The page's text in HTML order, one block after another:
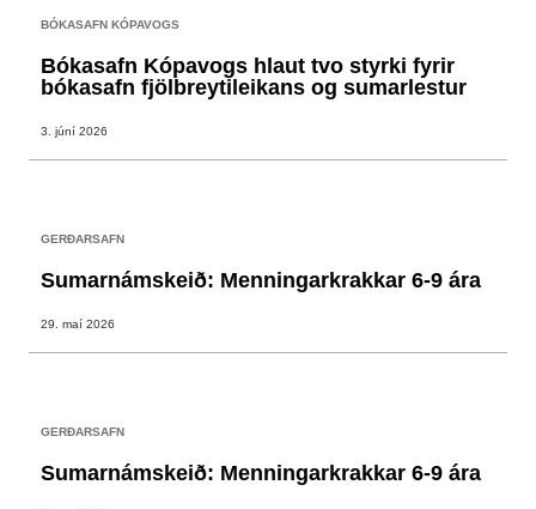
BÓKASAFN KÓPAVOGS
Bókasafn Kópavogs hlaut tvo styrki fyrir
bókasafn fjölbreytileikans og sumarlestur
3. júní 2026
GERÐARSAFN
Sumarnámskeið: Menningarkrakkar 6-9 ára
29. maí 2026
GERÐARSAFN
Sumarnámskeið: Menningarkrakkar 6-9 ára